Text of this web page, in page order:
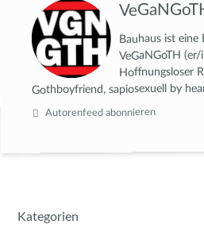
Bauhaus ist eine
VeGaNGoTH
Hoffnungsloser
Gothboyfriend, sapiosexuell by
Autorenfeed abonnieren
Kategorien